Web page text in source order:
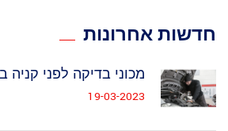
חדשות אחרונות
מכוני בדיקה לפני קניה
19-03-2023